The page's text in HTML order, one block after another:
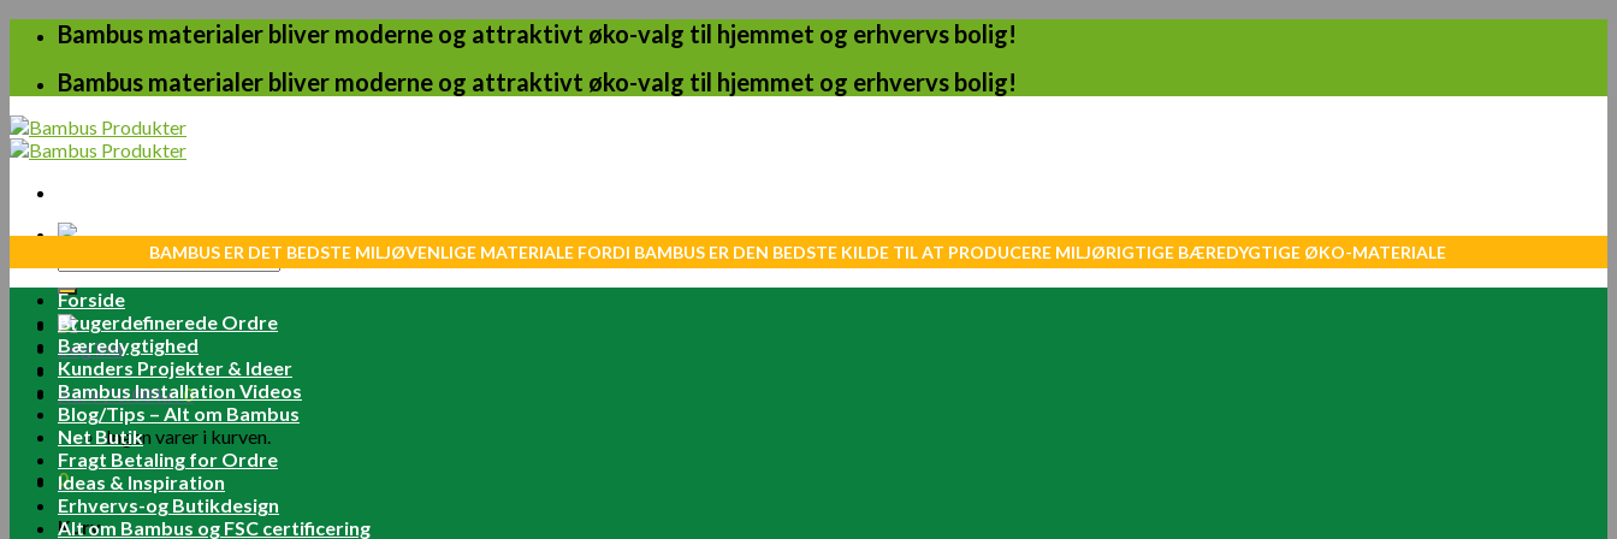
Skip
content
Bambus materialer bliver moderne og attraktivt øko-valg til hjemmet og erhvervs bolig!
Bambus materialer bliver moderne og attraktivt øko-valg til hjemmet og erhvervs bolig!
efter:
Log ind
Kurv /0.00kr.0
Ingen varer i kurven.
0
Kurv
BAMBUS ER DET BEDSTE MILJØVENLIGE MATERIALE FORDI BAMBUS ER DEN BEDSTE KILDE TIL AT PRODUCERE MILJØRIGTIGE BÆREDYGTIGE ØKO-MATERIALE
Forside
Brugerdefinerede Ordre
Bæredygtighed
Kunders Projekter & Ideer
Bambus Installation Videos
Blog/Tips – Alt om Bambus
Net Butik
Fragt Betaling for Ordre
Ideas & Inspiration
Erhvervs-og Butikdesign
Alt om Bambus og FSC certificering